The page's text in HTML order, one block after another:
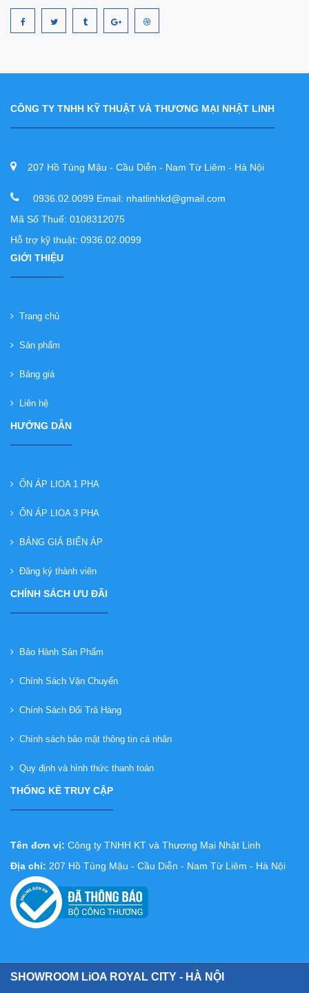
CÔNG TY TNHH KỸ THUẬT VÀ THƯƠNG MẠI NHẬT LINH
207 Hồ Tùng Mậu - Cầu Diễn - Nam Từ Liêm - Hà Nội
0936.02.0099 Email: nhatlinhkd@gmail.com
Mã Số Thuế: 0108312075
Hỗ trợ kỹ thuật: 0936.02.0099
GIỚI THIỆU
Trang chủ
Sản phẩm
Bảng giá
Liên hệ
HƯỚNG DẪN
ỔN ÁP LIOA 1 PHA
ỔN ÁP LIOA 3 PHA
BẢNG GIÁ BIẾN ÁP
Đăng ký thành viên
CHÍNH SÁCH ƯU ĐÃI
Bảo Hành Sản Phẩm
Chính Sách Vận Chuyển
Chính Sách Đổi Trả Hàng
Chính sách bảo mật thông tin cá nhân
Quy định và hình thức thanh toán
THỐNG KÊ TRUY CẬP
Tên đơn vị: Công ty TNHH KT và Thương Mại Nhật Linh
Địa chỉ: 207 Hồ Tùng Mậu - Cầu Diễn - Nam Từ Liêm - Hà Nội
SHOWROOM LiOA ROYAL CITY - HÀ NỘI